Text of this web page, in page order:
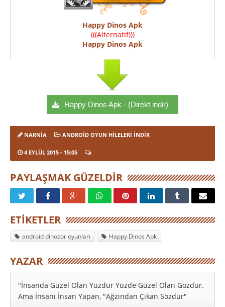
Happy Dinos Apk
(((Alternatif)))
Happy Dinos Apk
Happy Dinos Apk - (Direkt indir)
NARNIA ANDROID OYUN HILELERI İNDIR
4 EYLÜL 2015 - 15:05
PAYLAŞMAK GÜZELDIR
ETIKETLER
android dinozor oyunları Happy Dinos Apk
YAZAR
"İnsanda Güzel Olan Yüzdür Yüzde Güzel Olan Gözdür.
Ama İnsanı İnsan Yapan, "Ağzından Çıkan Sözdür"